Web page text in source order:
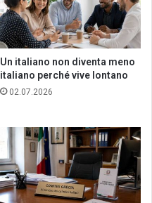
Un italiano non diventa meno
italiano perché vive lontano
02.07.2026